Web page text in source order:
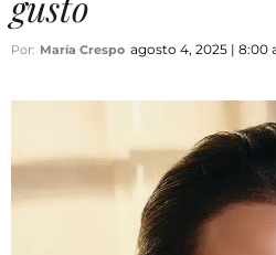
Por: María Crespo agosto 4, 2025 | 8:00